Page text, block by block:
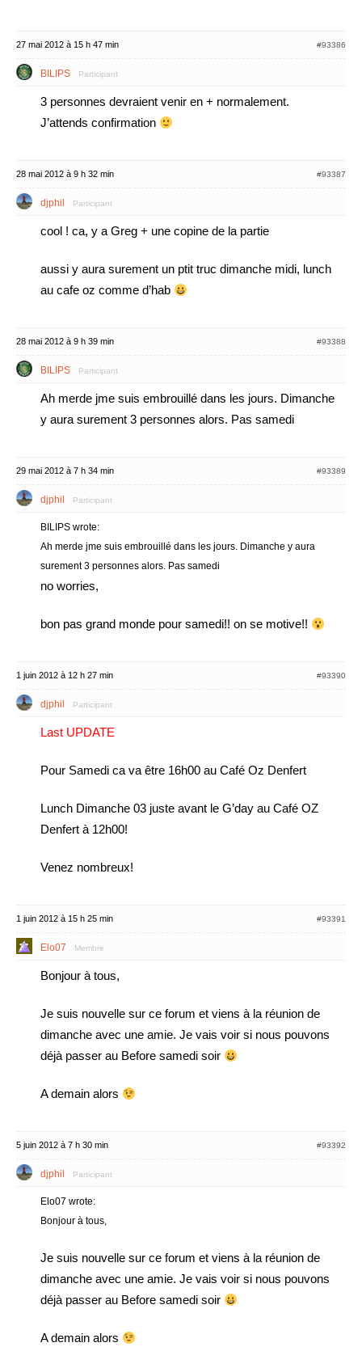
27 mai 2012 à 15 h 47 min #93386
BILIPS Participant
3 personnes devraient venir en + normalement.
J’attends confirmation
28 mai 2012 à 9 h 32 min #93387
djphil Participant
cool ! ca, y a Greg + une copine de la partie
aussi y aura surement un ptit truc dimanche midi, lunch
au cafe oz comme d’hab
28 mai 2012 à 9 h 39 min #93388
BILIPS Participant
Ah merde jme suis embrouillé dans les jours. Dimanche
y aura surement 3 personnes alors. Pas samedi
29 mai 2012 à 7 h 34 min #93389
djphil Participant
BILIPS wrote:
Ah merde jme suis embrouillé dans les jours. Dimanche y aura
surement 3 personnes alors. Pas samedi
no worries,
bon pas grand monde pour samedi!! on se motive!!
1 juin 2012 à 12 h 27 min #93390
djphil Participant
Last UPDATE
Pour Samedi ca va être 16h00 au Café Oz Denfert
Lunch Dimanche 03 juste avant le G’day au Café OZ
Denfert à 12h00!
Venez nombreux!
1 juin 2012 à 15 h 25 min #93391
Elo07 Membre
Bonjour à tous,
Je suis nouvelle sur ce forum et viens à la réunion de
dimanche avec une amie. Je vais voir si nous pouvons
déjà passer au Before samedi soir
A demain alors
5 juin 2012 à 7 h 30 min #93392
djphil Participant
Elo07 wrote:
Bonjour à tous,
Je suis nouvelle sur ce forum et viens à la réunion de
dimanche avec une amie. Je vais voir si nous pouvons
déjà passer au Before samedi soir
A demain alors